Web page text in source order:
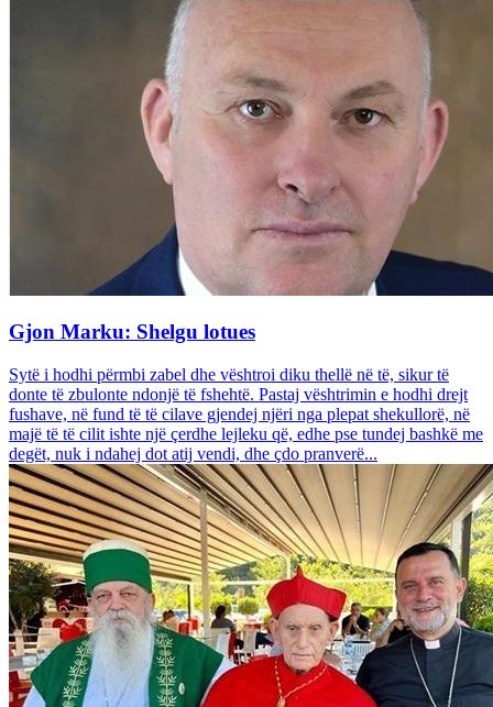
Gjon Marku: Shelgu lotues
Sytë i hodhi përmbi zabel dhe vështroi diku thellë në të, sikur të
donte të zbulonte ndonjë të fshehtë. Pastaj vështrimin e hodhi drejt
fushave, në fund të të cilave gjendej njëri nga plepat shekullorë, në
majë të të cilit ishte një çerdhe lejleku që, edhe pse tundej bashkë me
degët, nuk i ndahej dot atij vendi, dhe çdo pranverë...